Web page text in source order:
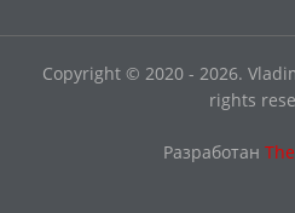
Copyright © 2020 - 2026.
rights
Разработан